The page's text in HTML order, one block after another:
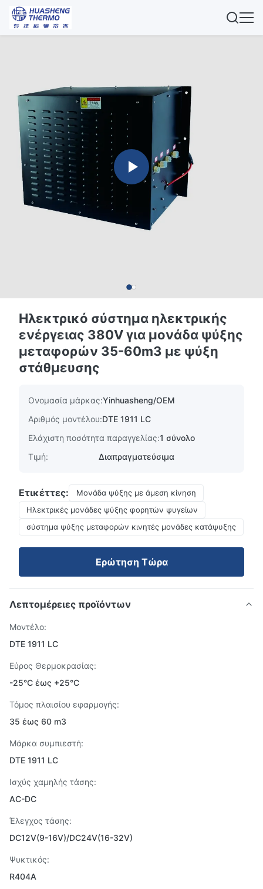
Ηλεκτρικό σύστημα ηλεκτρικής
ενέργειας 380V για μονάδα ψύξης
μεταφορών 35-60m3 με ψύξη
στάθμευσης
Ονομασία μάρκας:Yinhuasheng/OEM
Αριθμός μοντέλου:DTE 1911 LC
Ελάχιστη ποσότητα παραγγελίας:1 σύνολο
Τιμή:
Διαπραγματεύσιμα
Ετικέττες:
Μονάδα ψύξης με άμεση κίνηση
Ηλεκτρικές μονάδες ψύξης φορητών ψυγείων
σύστημα ψύξης μεταφορών κινητές μονάδες κατάψυξης
Ερώτηση Τώρα
Λεπτομέρειες προϊόντων
Μοντέλο:
DTE 1911 LC
Εύρος Θερμοκρασίας:
-25°C έως +25°C
Τόμος πλαισίου εφαρμογής:
35 έως 60 m3
Μάρκα συμπιεστή:
DTE 1911 LC
Ισχύς χαμηλής τάσης:
AC-DC
Έλεγχος τάσης:
DC12V(9-16V)/DC24V(16-32V)
Ψυκτικός:
R404A